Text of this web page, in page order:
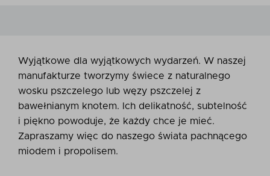
Wyjątkowe dla wyjątkowych wydarzeń. W naszej
manufakturze tworzymy świece z naturalnego
wosku pszczelego lub węzy pszczelej z
bawełnianym knotem. Ich delikatność, subtelność
i piękno powoduje, że każdy chce je mieć.
Zapraszamy więc do naszego świata pachnącego
miodem i propolisem.